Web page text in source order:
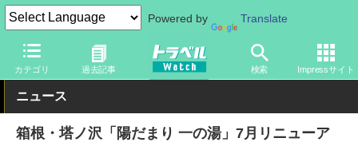
Powered by Translate
カテゴリ 過去記事 検索 Impressサイト
トラベル Watch 旅の情報 ホテル・旅館 宿泊
ニュース
箱根・塔ノ沢「陽だまり 一の湯」7月リニューア